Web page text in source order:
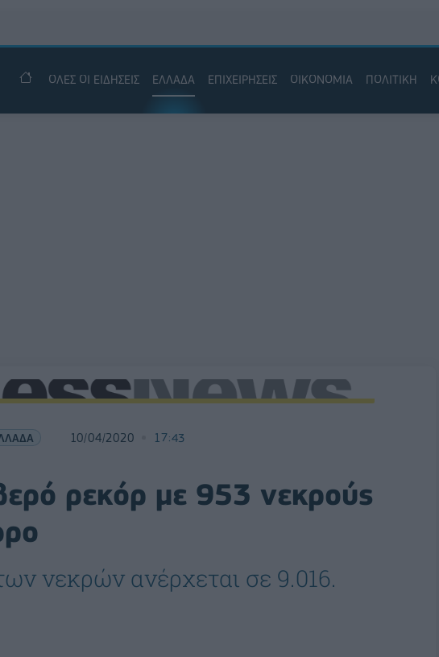
ΟΛΕΣ ΟΙ ΕΙΔΗΣΕΙΣ ΕΛΛΑΔΑ ΕΠΙΧΕΙΡΗΣΕΙΣ ΟΙΚΟΝΟΜΙΑ ΠΟΛΙΤΙΚΗ
10/04/2020 17:43
ρεκόρ με 953 νεκρούς
νεκρών ανέρχεται σε 9.016.